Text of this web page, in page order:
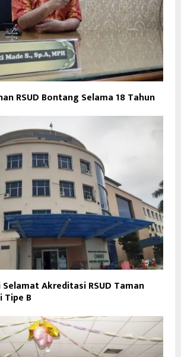
RSUD Bontang Selama 18 Tahun
Selamat Akreditasi RSUD Taman
Tipe B